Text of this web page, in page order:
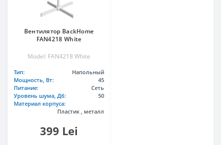
Вентилятор BackHome
FAN4218 White
Model: FAN4218 White
Тип:
Напольный
Мощность, Вт:
45
Питание:
Сеть
Уровень шума, Дб:
50
Материал корпуса:
Пластик , металл
399 Lei